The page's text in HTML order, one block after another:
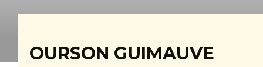
OURSON GUIMAUVE